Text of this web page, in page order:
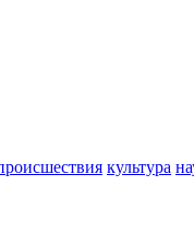
культура